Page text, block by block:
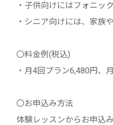
・子供向けにはフォニッ
・シニア向けには、家族
〇料金例(税込)
・月4回プラン6,480円、
〇お申込み方法
体験レッスンからお申込